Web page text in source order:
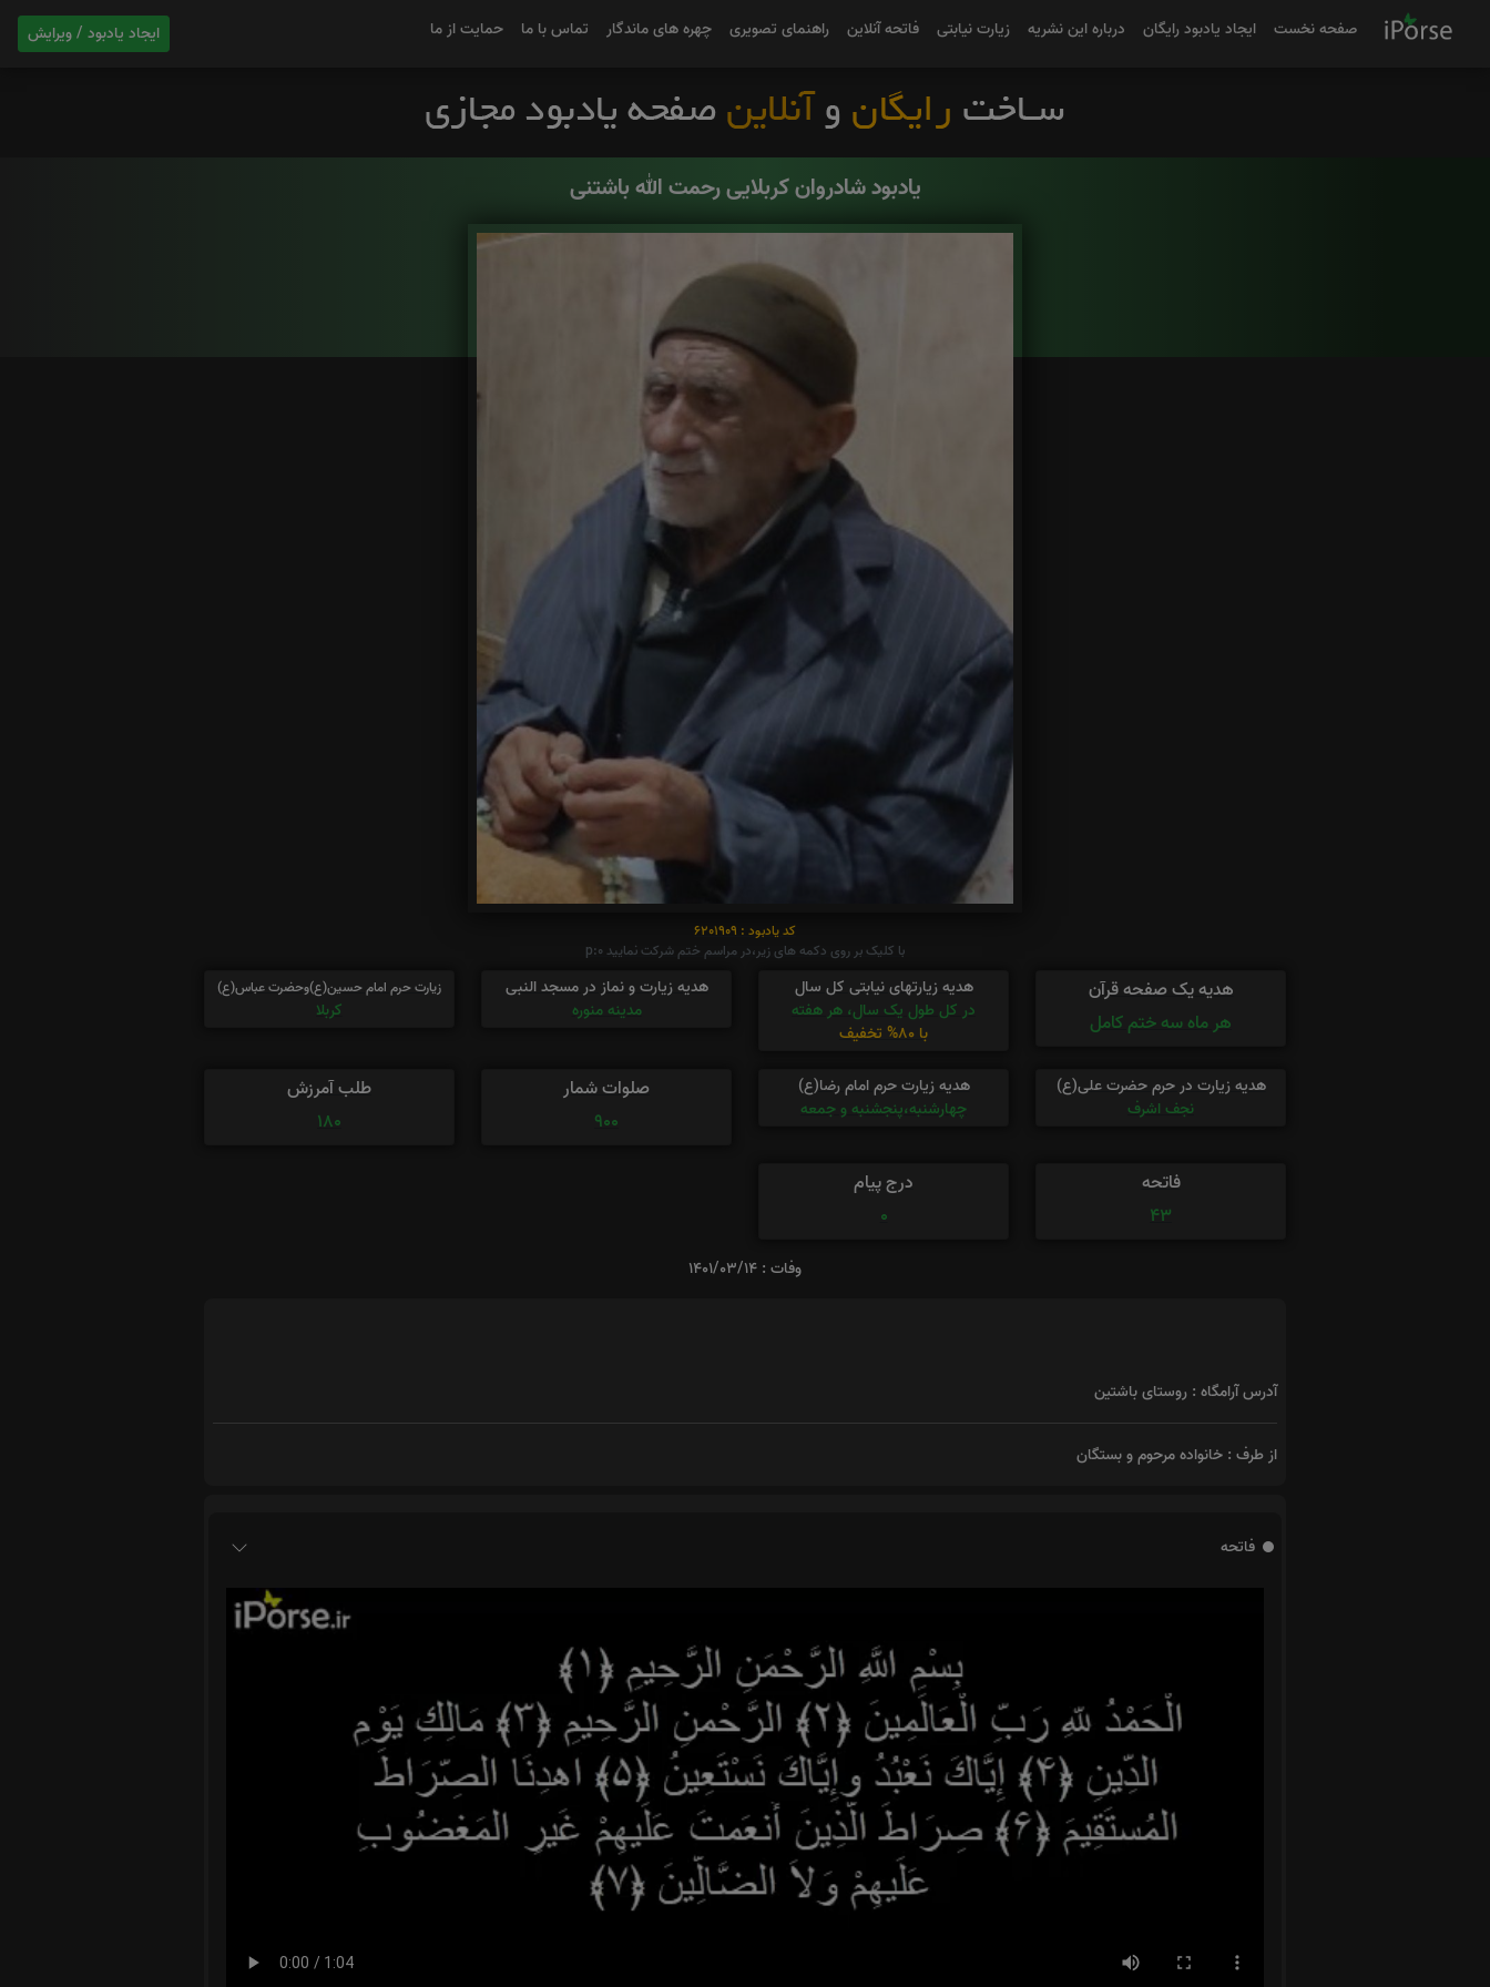
ایجاد یادبود / ویرایش صفحه نخست ایجاد یادبود رایگان درباره این نشریه زیارت نیابتی فاتحه آنلاین راهنمای تصویری چهره های ماندگار تماس با ما حمایت از ما
یادبود شادروان کربلایی رحمت الله باشتنی
کد یادبود : 6201909
با کلیک بر روی دکمه های زیر،در مراسم ختم شرکت نمایید p:0
هدیه یک صفحه قرآن
هر ماه سه ختم کامل
هدیه زیارتهای نیابتی کل سال
در کل طول یک سال، هر هفته
با 80% تخفیف
هدیه زیارت و نماز در مسجد النبی
مدینه منوره
زیارت حرم امام حسین(ع)وحضرت عباس(ع)
کربلا
هدیه زیارت در حرم حضرت علی(ع)
نجف اشرف
هدیه زیارت حرم امام رضا(ع)
چهارشنبه،پنجشنبه و جمعه
صلوات شمار
900
طلب آمرزش
180
فاتحه
43
درج پیام
0
وفات : 1401/03/14
آدرس آرامگاه : روستای باشتین
از طرف : خانواده مرحوم و بستگان
فاتحه